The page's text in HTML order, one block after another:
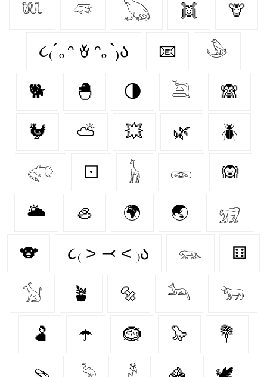
𓆚 𓆛 𓆏 👯 🦒
૮₍´｡ᵔ ꈊ ᵔ｡`₎ა 📧 𓅇
🐕 🐣 🌗 𓆖 🙈
🐓 ⛅ 💥 🌿 🪲
𓅾 ⚀ 𓃱 𓁾 🙉
🌥️ 🦪 🌍 🌏 𓃸
🐨 ૮₍ ˃ ⤙ ˂ ₎ა 𓃮 ⚅
𓃩 🪴 🔩 𓃢 𓃓
🫃 ☂️ 🪹 🦭 💐